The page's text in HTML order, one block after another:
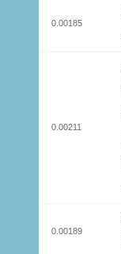
0.00185
0.00211
0.00189